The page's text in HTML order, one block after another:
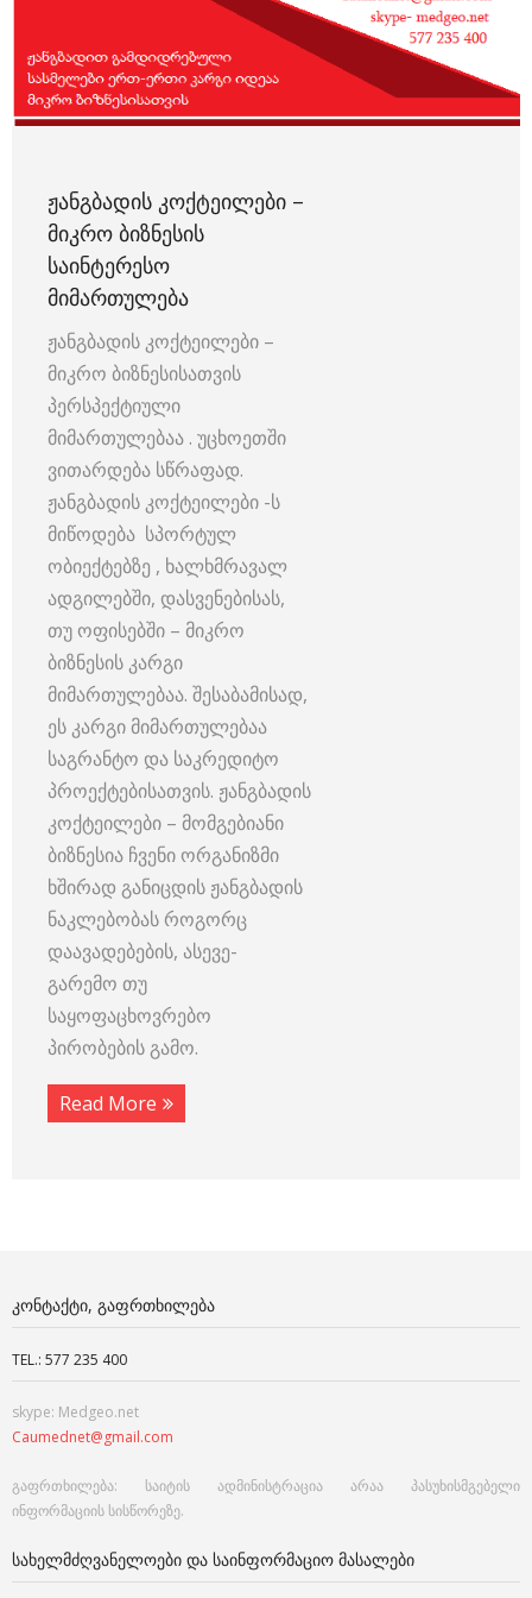
ᲟᲐᲜᲒᲑᲐᲓᲘᲡ ᲙᲝᲥᲢᲔᲘᲚᲔᲑᲘ –
ᲛᲘᲙᲠᲝ ᲑᲘᲖᲜᲔᲡᲘᲡ
ᲡᲐᲘᲜᲢᲔᲠᲔᲡᲝ
ᲛᲘᲛᲐᲠᲗᲣᲚᲔᲑᲐ
ჟანგბადის კოქტეილები –
მიკრო ბიზნესისათვის
პერსპექტიული
მიმართულებაა . უცხოეთში
ვითარდება სწრაფად.
ჟანგბადის კოქტეილები -ს
მიწოდება სპორტულ
ობიექტებზე , ხალხმრავალ
ადგილებში, დასვენებისას,
თუ ოფისებში – მიკრო
ბიზნესის კარგი
მიმართულებაა. შესაბამისად,
ეს კარგი მიმართულებაა
საგრანტო და საკრედიტო
პროექტებისათვის. ჟანგბადის
კოქტეილები – მომგებიანი
ბიზნესია ჩვენი ორგანიზმი
ხშირად განიცდის ჟანგბადის
ნაკლებობას როგორც
დაავადებების, ასევე-
გარემო თუ
საყოფაცხოვრებო
პირობების გამო.
Read More
ᲙᲝᲜᲢᲐᲥᲢᲘ, ᲒᲐᲤᲠᲗᲮᲘᲚᲔᲑᲐ
TEL.: 577 235 400
skype: Medgeo.net
Caumednet@gmail.com
გაფრთხილება: საიტის ადმინისტრაცია არაა პასუხისმგებელი
ინფორმაციის სისწორეზე.
ᲡᲐᲮᲔᲚᲛᲫᲦᲕᲐᲜᲔᲚᲝᲔᲑᲘ ᲓᲐ ᲡᲐᲘᲜᲤᲝᲠᲛᲐᲪᲘᲝ ᲛᲐᲡᲐᲚᲔᲑᲘ